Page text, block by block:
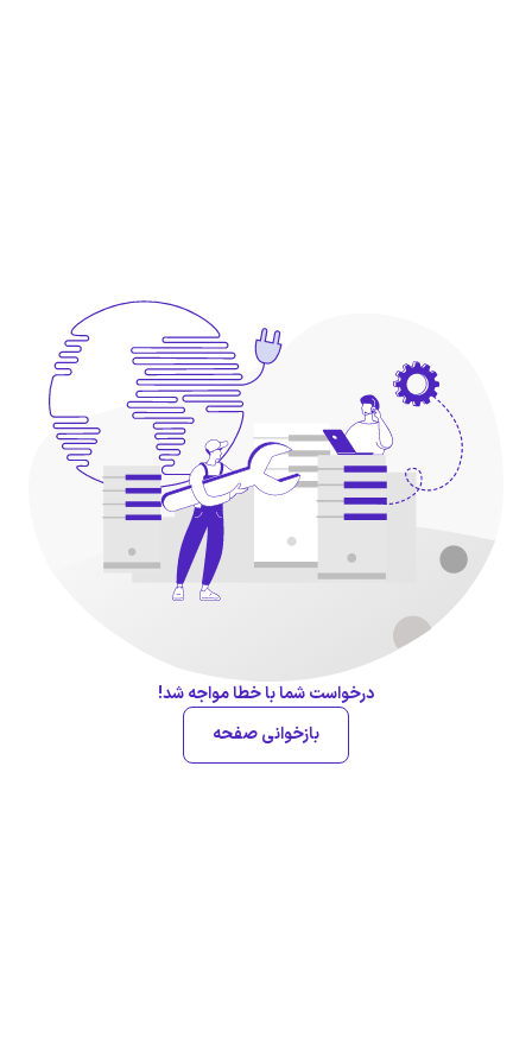
درخواست شما با خطا مواجه شد!
بازخوانی صفحه